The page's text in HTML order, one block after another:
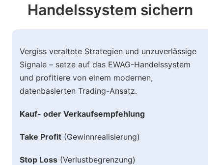
Handelssystem sichern
Vergiss veraltete Strategien und unzuverlässige
Signale – setze auf das EWAG-Handelssystem
und profitiere von einem modernen,
datenbasierten Trading-Ansatz.
Kauf- oder Verkaufsempfehlung
Take Profit (Gewinnrealisierung)
Stop Loss (Verlustbegrenzung)